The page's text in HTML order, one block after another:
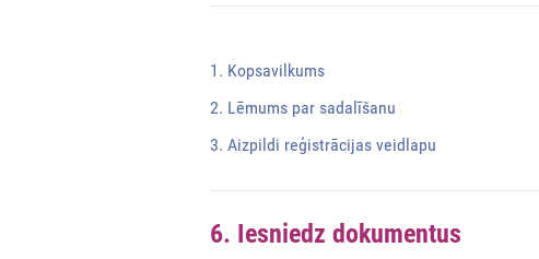
1. Kopsavilkums
2. Lēmums par sadalīšanu
3. Aizpildi reģistrācijas veidlapu
6. Iesniedz dokumentus